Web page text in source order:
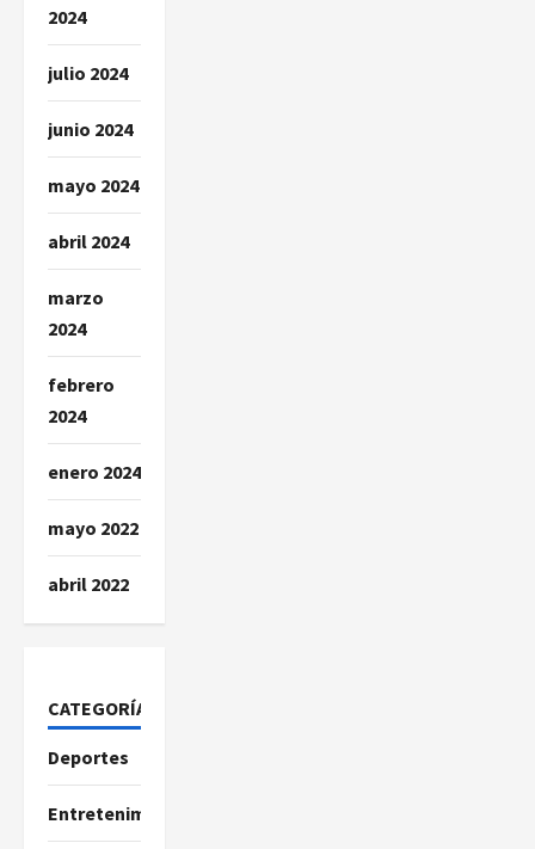
2024
julio 2024
junio 2024
mayo 2024
abril 2024
marzo
2024
febrero
2024
enero 2024
mayo 2022
abril 2022
CATEGORÍAS
Deportes
Entretenimiento